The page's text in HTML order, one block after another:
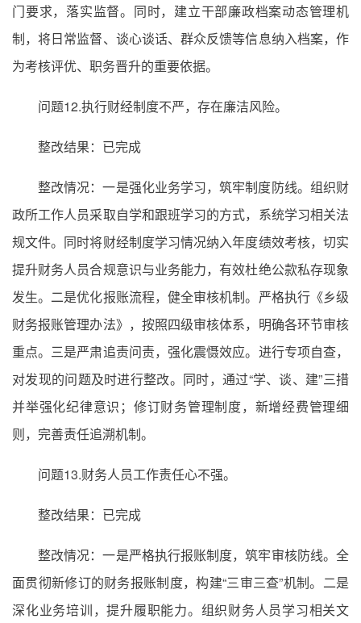
门要求，落实监督。同时，建立干部廉政档案动态管理机
制，将日常监督、谈心谈话、群众反馈等信息纳入档案，作
为考核评优、职务晋升的重要依据。
问题12.执行财经制度不严，存在廉洁风险。
整改结果：已完成
整改情况：一是强化业务学习，筑牢制度防线。组织财
政所工作人员采取自学和跟班学习的方式，系统学习相关法
规文件。同时将财经制度学习情况纳入年度绩效考核，切实
提升财务人员合规意识与业务能力，有效杜绝公款私存现象
发生。二是优化报账流程，健全审核机制。严格执行《乡级
财务报账管理办法》，按照四级审核体系，明确各环节审核
重点。三是严肃追责问责，强化震慑效应。进行专项自查，
对发现的问题及时进行整改。同时，通过“学、谈、建”三措
并举强化纪律意识；修订财务管理制度，新增经费管理细
则，完善责任追溯机制。
问题13.财务人员工作责任心不强。
整改结果：已完成
整改情况：一是严格执行报账制度，筑牢审核防线。全
面贯彻新修订的财务报账制度，构建“三审三查”机制。二是
深化业务培训，提升履职能力。组织财务人员学习相关文